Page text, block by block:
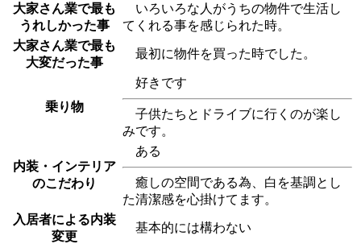
大家さん業で最も
うれしかった事
いろいろな人がうちの物件で生活し
てくれる事を感じられた時。
大家さん業で最も
大変だった事
最初に物件を買った時でした。
乗り物
好きです
子供たちとドライブに行くのが楽し
みです。
内装・インテリア
のこだわり
ある
癒しの空間である為、白を基調とし
た清潔感を心掛けてます。
入居者による内装
変更
基本的には構わない